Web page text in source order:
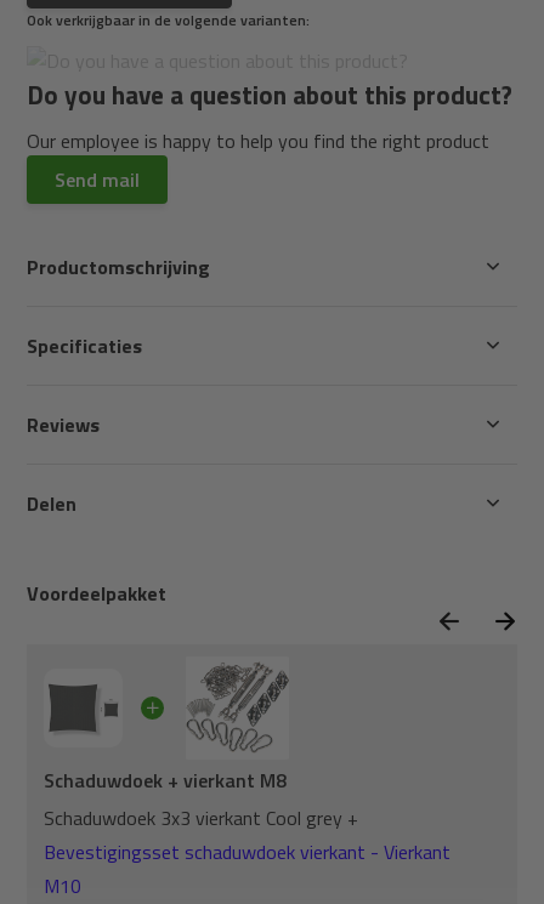
Ook verkrijgbaar in de volgende varianten:
Do you have a question about this product?
Our employee is happy to help you find the right product
Send mail
Voordeelpakket
Schaduwdoek + vierkant M8
Schaduwdoek 3x3 vierkant Cool grey +
Bevestigingsset schaduwdoek vierkant - Vierkant
M10
Productomschrijving
Specificaties
Reviews
Delen